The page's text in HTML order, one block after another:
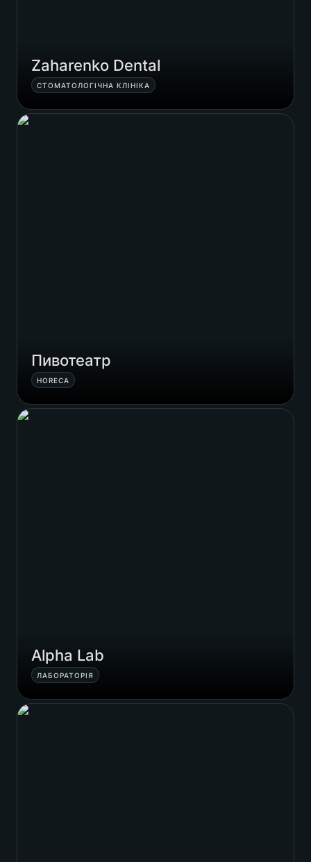
Zaharenko Dental
СТОМАТОЛОГІЧНА КЛІНІКА
Пивотеатр
Пивотеатр
HORECA
Alpha Lab
Alpha Lab
ЛАБОРАТОРІЯ
Vania Rover